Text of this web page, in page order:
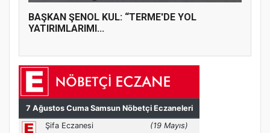
BAŞKAN ŞENOL KUL: “TERME'DE YOL
YATIRIMLARIMI...